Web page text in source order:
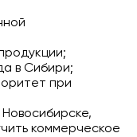
в Сибири;
при
коммерческое